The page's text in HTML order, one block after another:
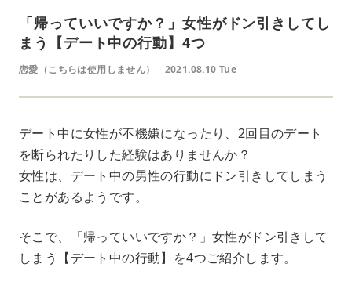
「帰っていいですか？」女性がドン引きしてし
まう【デート中の行動】4つ
恋愛（こちらは使用しません） 2021.08.10 Tue
デート中に女性が不機嫌になったり、2回目のデート
を断られたりした経験はありませんか？
女性は、デート中の男性の行動にドン引きしてしまう
ことがあるようです。
そこで、「帰っていいですか？」女性がドン引きして
しまう【デート中の行動】を4つご紹介します。